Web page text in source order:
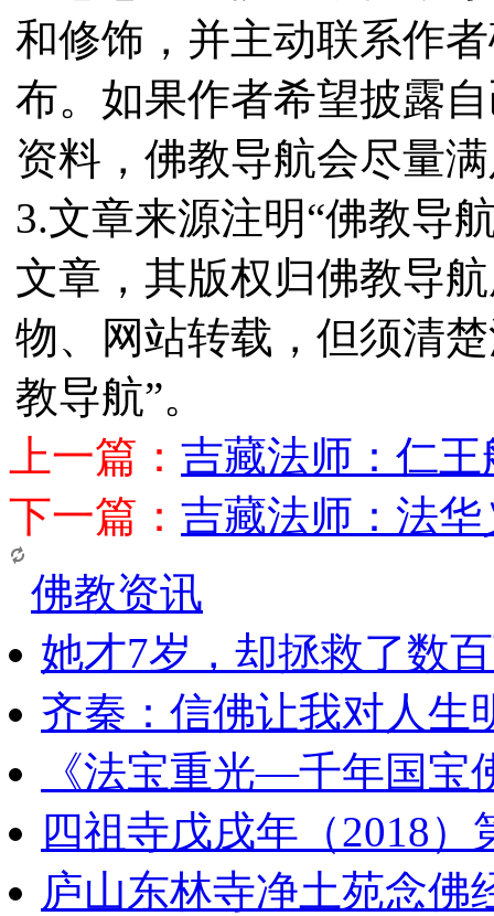
和修饰，并主动联系作
布。如果作者希望披露
资料，佛教导航会尽量
3.文章来源注明“佛教导
文章，其版权归佛教导
物、网站转载，但须清
教导航”。
上一篇： 吉藏法师：仁
下一篇： 吉藏法师：法
佛教资讯
她才7岁，却拯救了数
齐秦：信佛让我对人生
《法宝重光—千年国宝
四祖寺戊戌年（2018
庐山东林寺净土苑念佛